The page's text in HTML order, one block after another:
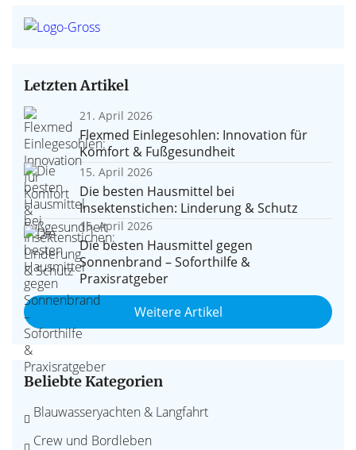
Letzten Artikel
21. April 2026
Flexmed Einlegesohlen: Innovation für
Komfort & Fußgesundheit
15. April 2026
Die besten Hausmittel bei
Insektenstichen: Linderung & Schutz
15. April 2026
Die besten Hausmittel gegen
Sonnenbrand – Soforthilfe &
Praxisratgeber
Weitere Artikel
Beliebte Kategorien
Blauwasseryachten & Langfahrt
Crew und Bordleben